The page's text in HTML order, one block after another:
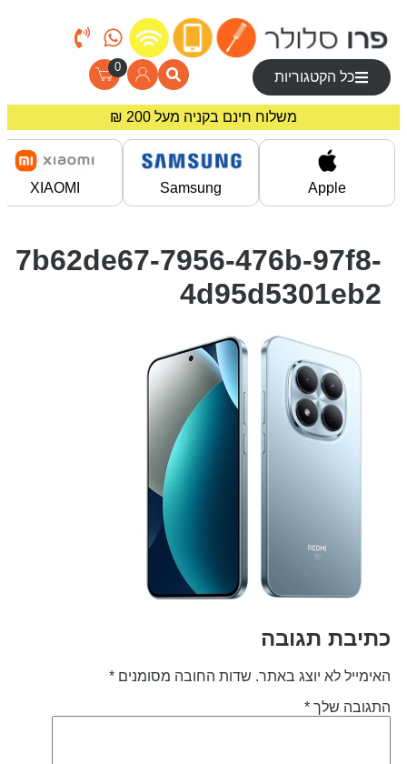
כל הקטגוריות
0
משלוח חינם בקניה מעל 200 ₪
מחירים מיוחדים לרוכשים באתר!
Apple
Samsung
XIAOMI
7b62de67-7956-476b-97f8-
4d95d5301eb2
תגובה
לא יוצג באתר. שדות החובה מסומנים*
שלך*